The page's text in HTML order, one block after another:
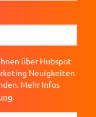
über Hubspot
Neuigkeiten
Mehr Infos
.